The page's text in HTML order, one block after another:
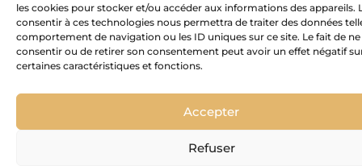
les cookies pour stocker et/ou accéder aux informations des appareils.
consentir à ces technologies nous permettra de traiter des données
comportement de navigation ou les ID uniques sur ce site. Le fait de ne
consentir ou de retirer son consentement peut avoir un effet négatif
certaines caractéristiques et fonctions.
Accepter
Refuser